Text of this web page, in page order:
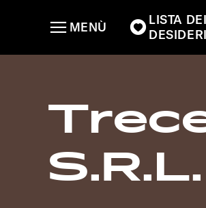
LISTA DEI
DESIDERI
MENÙ
S.R.L.